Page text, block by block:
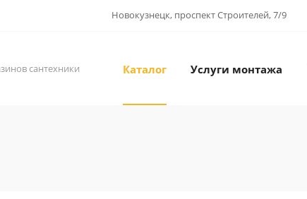
Новокузнецк, проспект Строителей, 7/9
сантехники Каталог Услуги монтажа